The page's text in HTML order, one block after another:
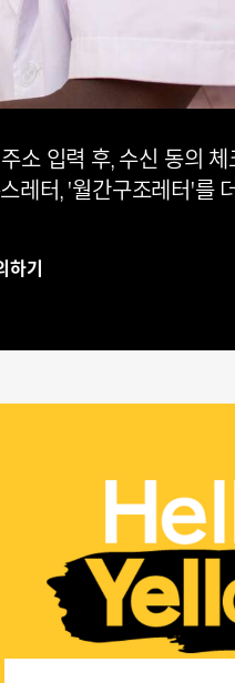
소 입력 후, 수신 동의
레터, '월간구조레터'를
하기